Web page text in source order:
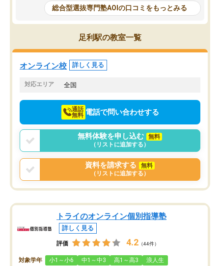
と相談すると、他の先生も紹介してく
ださり、客観的なアドバイスもいただ
くことができました（志望理由・自己
PR等の添削において）。そして、なに
より自習室が解放されている点がよか
ったです。友達と好きな時間に自習
し、お互いを高めあえる環境がありま
で、AO入試を改めて知
それに対しての具体的な
ことでした。更に子供の
けてらっしゃいますので
総合型選抜専門塾AOIの口コミをもっとみる
足利駅の教室一覧
オンライン校 詳しく見る
対応エリア 全国
通話
無料 電話で問い合わせする
無料体験を申し込む
無料
（リストに追加する）
資料を請求する
無料
（リストに追加する）
トライのオンライン個別指導塾
詳しく見る
評価 4.2 （44件）
対象学年 小1～小6 中1～中3 高1～高3 浪人生